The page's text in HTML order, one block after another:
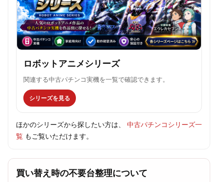
ロボットアニメシリーズ
関連する中古パチンコ実機を一覧で確認できます。
シリーズを見る
ほかのシリーズから探したい方は、 中古パチンコシリーズ一
覧 もご覧いただけます。
買い替え時の不要台整理について